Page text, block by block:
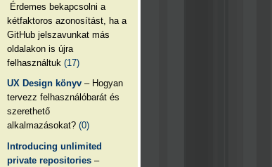
Érdemes bekapcsolni a
kétfaktoros azonosítást, ha a
GitHub jelszavunkat más
oldalakon is újra
felhasználtuk(17)
UX Design könyv – Hogyan
tervezz felhasználóbarát és
szerethető
alkalmazásokat?(0)
Introducing unlimited
private repositories –